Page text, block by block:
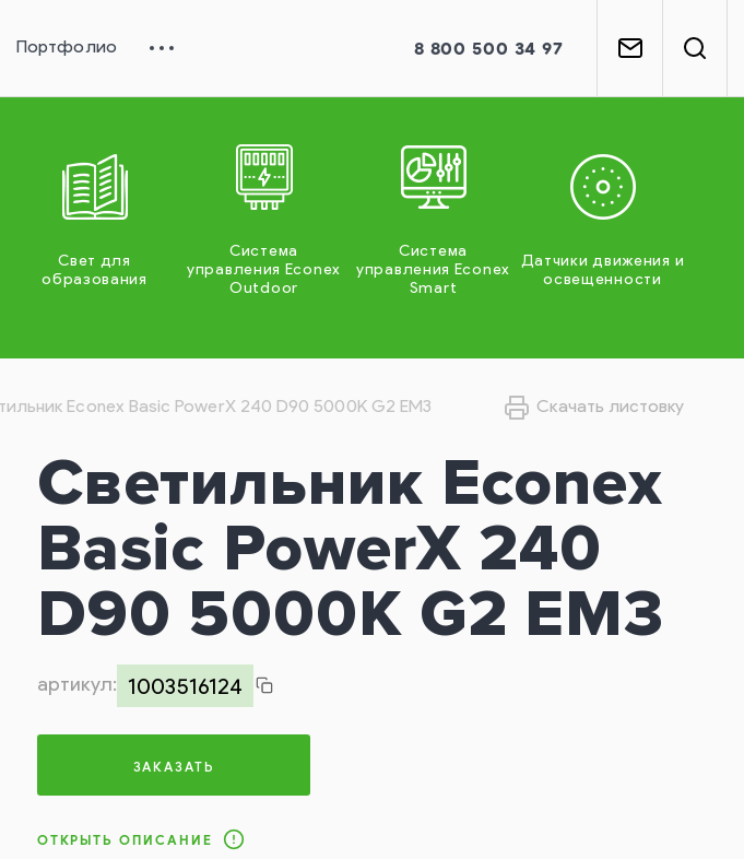
Портфолио 8 800 500 34 97
Свет для
образования
Система
управления Econex
Outdoor
Система
управления Econex
Smart
Датчики движения и
освещенности
Econex Basic PowerX 240 D90 5000K G2 EM3 Скачать листовку
Светильник Econex
Basic PowerX 240
D90 5000K G2 EM3
артикул: 1003516124
ЗАКАЗАТЬ
ОТКРЫТЬ ОПИСАНИЕ